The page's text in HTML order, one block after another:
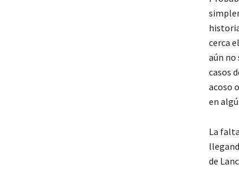
cerca
aún no
casos
acoso o
en
La
de